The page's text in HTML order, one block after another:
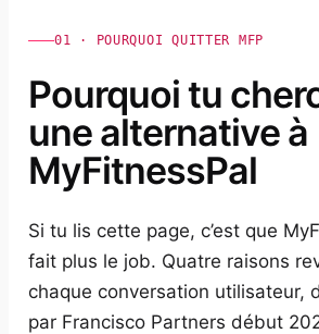
01 · POURQUOI QUITTER MFP
Pourquoi tu
une alternative à
MyFitnessPal
Si tu lis cette page, c’est que
fait plus le job. Quatre raisons
chaque conversation utilisateur,
par Francisco Partners début